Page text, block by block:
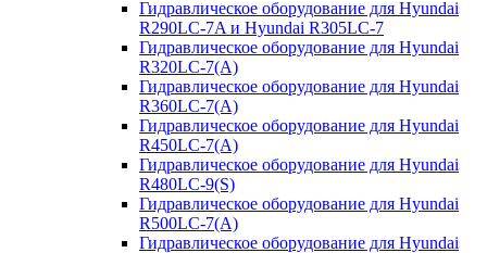
Гидравлическое оборудование для Hyundai
R290LC-7A и Hyundai R305LC-7
Гидравлическое оборудование для Hyundai
R320LC-7(A)
Гидравлическое оборудование для Hyundai
R360LC-7(A)
Гидравлическое оборудование для Hyundai
R450LC-7(A)
Гидравлическое оборудование для Hyundai
R480LC-9(S)
Гидравлическое оборудование для Hyundai
R500LC-7(A)
Гидравлическое оборудование для Hyundai